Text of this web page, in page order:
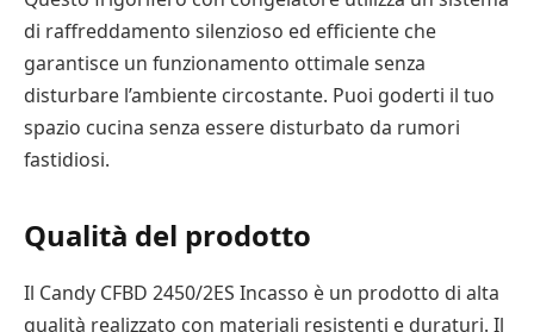
di raffreddamento silenzioso ed efficiente che
garantisce un funzionamento ottimale senza
disturbare l’ambiente circostante. Puoi goderti il tuo
spazio cucina senza essere disturbato da rumori
fastidiosi.
Qualità del prodotto
Il Candy CFBD 2450/2ES Incasso è un prodotto di alta
qualità realizzato con materiali resistenti e duraturi. Il